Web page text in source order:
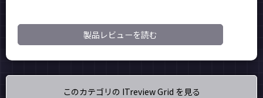
製品レビューを読む
このカテゴリの ITreview Grid を見る